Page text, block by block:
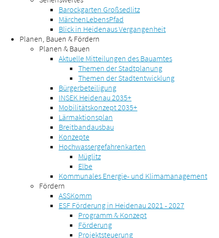
Barockgarten Großsedlitz
MärchenLebensPfad
Blick in Heidenaus Vergangenheit
Planen, Bauen & Fördern
Planen & Bauen
Aktuelle Mitteilungen des Bauamtes
Themen der Stadtplanung
Themen der Stadtentwicklung
Bürgerbeteiligung
INSEK Heidenau 2035+
Mobilitätskonzept 2035+
Lärmaktionsplan
Breitbandausbau
Konzepte
Hochwassergefahrenkarten
Müglitz
Elbe
Kommunales Energie- und Klimamanagement
Fördern
ASSKomm
ESF Förderung in Heidenau 2021 - 2027
Programm & Konzept
Förderung
Projektsteuerung